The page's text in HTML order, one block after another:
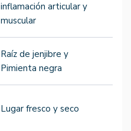
inflamación articular y
muscular
Raíz de jenjibre y
Pimienta negra
Lugar fresco y seco